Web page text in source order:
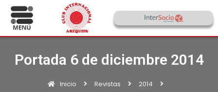
Portada 6 de diciembre 2014
Inicio Revistas
2014